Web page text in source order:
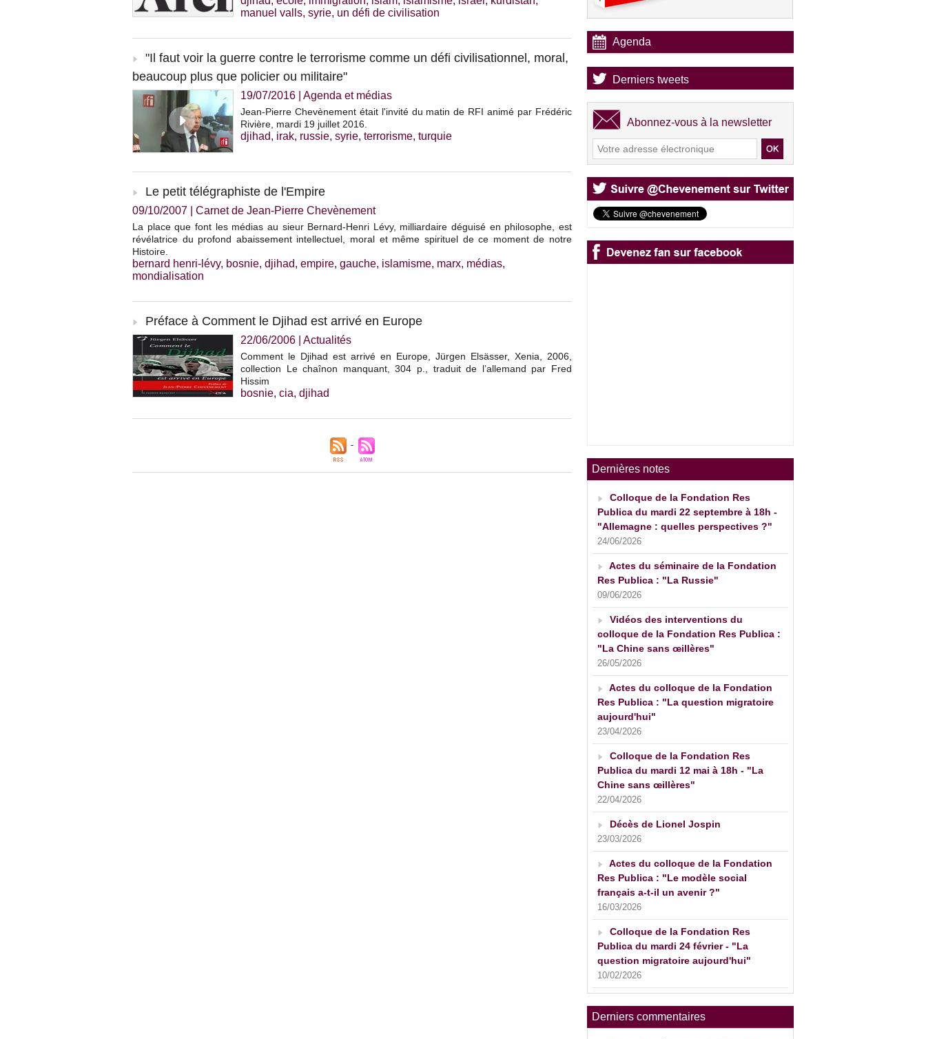
manuel valls, syrie, un défi de civilisation
"Il faut voir la guerre contre le terrorisme comme un défi civilisationnel, moral,
beaucoup plus que policier ou militaire"
19/07/2016 Agenda et médias
Jean-Pierre Chevènement était l'invité du matin de RFI animé par Frédéric
Rivière, mardi 19 juillet 2016.
djihad, irak, russie, syrie, terrorisme, turquie
Le petit télégraphiste de l'Empire
09/10/2007 Carnet de Jean-Pierre Chevènement
La place que font les médias au sieur Bernard-Henri Lévy, milliardaire déguisé en philosophe, est
révélatrice du profond abaissement intellectuel, moral et même spirituel de ce moment de notre
Histoire.
bernard henri-lévy, bosnie, djihad, empire, gauche, islamisme, marx, médias,
mondialisation
Préface à Comment le Djihad est arrivé en Europe
22/06/2006 Actualités
Comment le Djihad est arrivé en Europe, Jürgen Elsässer, Xenia, 2006,
collection Le chaînon manquant, 304 p., traduit de l’allemand par Fred
Hissim
bosnie, cia, djihad
Agenda
Derniers tweets
Abonnez-vous à la newsletter
Dernières notes
Colloque de la Fondation Res
Publica du mardi 22 septembre à 18h -
"Allemagne : quelles perspectives ?"
24/06/2026
Actes du séminaire de la Fondation
Res Publica : "La Russie"
09/06/2026
Vidéos des interventions du
colloque de la Fondation Res Publica :
"La Chine sans œillères"
26/05/2026
Actes du colloque de la Fondation
Res Publica : "La question migratoire
aujourd'hui"
23/04/2026
Colloque de la Fondation Res
Publica du mardi 12 mai à 18h - "La
Chine sans œillères"
22/04/2026
Décès de Lionel Jospin
23/03/2026
Actes du colloque de la Fondation
Res Publica : "Le modèle social
français a-t-il un avenir ?"
16/03/2026
Colloque de la Fondation Res
Publica du mardi 24 février - "La
question migratoire aujourd'hui"
10/02/2026
Derniers commentaires